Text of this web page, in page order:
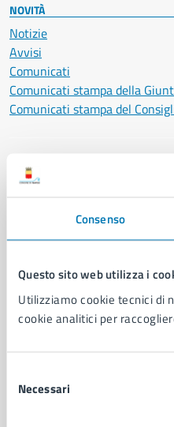
Consenso
Questo sito web utilizza i
Utilizziamo cookie tecnici di
cookie analitici per
delNecessari
NOVITÀ
Notizie
Avvisi
Comunicati
Comunicati stampa della
Comunicati stampa del
VIVERE IL COMUNE
Luoghi
CONTATTI
Comune di Napoli
Palazzo San Giacomo,
LEI: 8156007FF4DEB97ABA09